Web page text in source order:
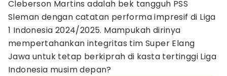
Cleberson Martins adalah bek tangguh PSS
Sleman dengan catatan performa impresif di Liga
1 Indonesia 2024/2025. Mampukah dirinya
mempertahankan integritas tim Super Elang
Jawa untuk tetap berkiprah di kasta tertinggi Liga
Indonesia musim depan?